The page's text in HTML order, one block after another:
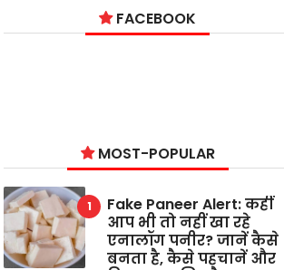
FACEBOOK
MOST-POPULAR
Fake Paneer Alert: कहीं
आप भी तो नहीं खा रहे
एनालॉग पनीर? जानें कैसे
बनता है, कैसे पहचानें और